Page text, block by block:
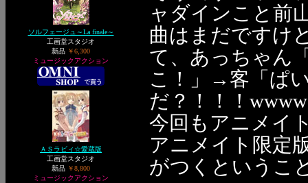
ソルフェージュ～La finale～
工画堂スタジオ
新品 ￥6,300
ミュージックアクション
ＡＳラビィ☆愛蔵版
工画堂スタジオ
新品 ￥8,800
ミュージックアクション
ャダインこと前
曲はまだですけ
て、あっちゃん
こ！」→客「ぱ
だ？！！！wwww
今回もアニメイ
アニメイト限定
がつくというこ